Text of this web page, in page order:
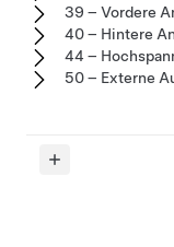
39 – Vordere
40 – Hintere
44 –
50 – Externe